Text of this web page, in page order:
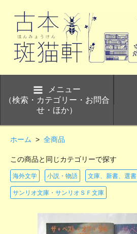
メニュー
（検索・カテゴリー・お問合
せ・ほか）
ホーム > 全商品
この商品と同じカテゴリーで探す
海外文学 小説・物語 文庫、新書、選書
サンリオ文庫・サンリオＳＦ文庫